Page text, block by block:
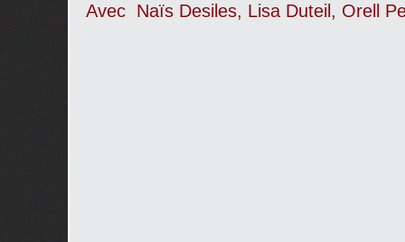
Avec Naïs Desiles, Lisa Duteil, Orell